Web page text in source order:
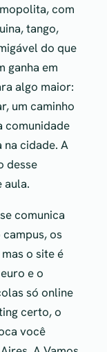
com
tango,
do que
ganha em
algo maior:
um caminho
comunidade
cidade. A
desse
aula.
comunica
os
o site é
e o
só online
certo, o
você